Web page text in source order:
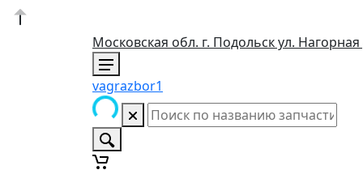
Московская обл. г. Подольск ул. Нагорная
vagrazbor1